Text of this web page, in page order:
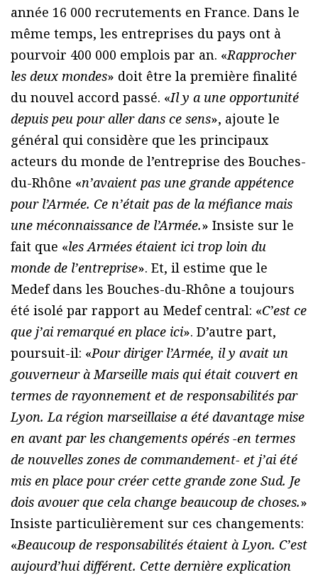
année 16 000 recrutements en France. Dans le
même temps, les entreprises du pays ont à
pourvoir 400 000 emplois par an. «Rapprocher
les deux mondes» doit être la première finalité
du nouvel accord passé. «Il y a une opportunité
depuis peu pour aller dans ce sens», ajoute le
général qui considère que les principaux
acteurs du monde de l’entreprise des Bouches-
du-Rhône «n’avaient pas une grande appétence
pour l’Armée. Ce n’était pas de la méfiance mais
une méconnaissance de l’Armée.» Insiste sur le
fait que «les Armées étaient ici trop loin du
monde de l’entreprise». Et, il estime que le
Medef dans les Bouches-du-Rhône a toujours
été isolé par rapport au Medef central: «C’est ce
que j’ai remarqué en place ici». D’autre part,
poursuit-il: «Pour diriger l’Armée, il y avait un
gouverneur à Marseille mais qui était couvert en
termes de rayonnement et de responsabilités par
Lyon. La région marseillaise a été davantage mise
en avant par les changements opérés -en termes
de nouvelles zones de commandement- et j’ai été
mis en place pour créer cette grande zone Sud. Je
dois avouer que cela change beaucoup de choses.»
Insiste particulièrement sur ces changements:
«Beaucoup de responsabilités étaient à Lyon. C’est
aujourd’hui différent. Cette dernière explication